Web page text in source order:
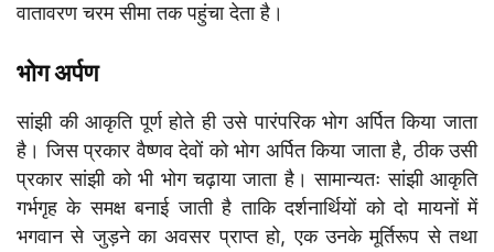
वातावरण चरम सीमा तक पहुंचा देता है।
भोग अर्पण
सांझी की आकृति पूर्ण होते ही उसे पारंपरिक भोग अर्पित किया जाता
है। जिस प्रकार वैष्णव देवों को भोग अर्पित किया जाता है, ठीक उसी
प्रकार सांझी को भी भोग चढ़ाया जाता है। सामान्यतः सांझी आकृति
गर्भगृह के समक्ष बनाई जाती है ताकि दर्शनार्थियों को दो मायनों में
भगवान से जुड़ने का अवसर प्राप्त हो, एक उनके मूर्तिरूप से तथा